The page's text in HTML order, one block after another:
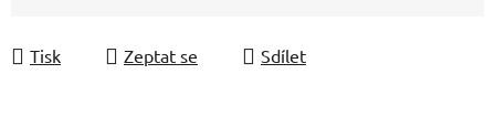
Tisk Zeptat se Sdílet